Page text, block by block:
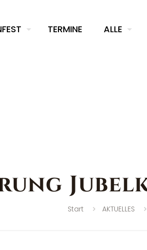
TERMINE ALLE
Start AKTUELLES